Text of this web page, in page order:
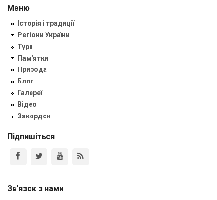
Меню
Історія і традиції
Регіони України
Тури
Пам'ятки
Природа
Блог
Галереї
Відео
Закордон
Підпишіться
Зв'язок з нами